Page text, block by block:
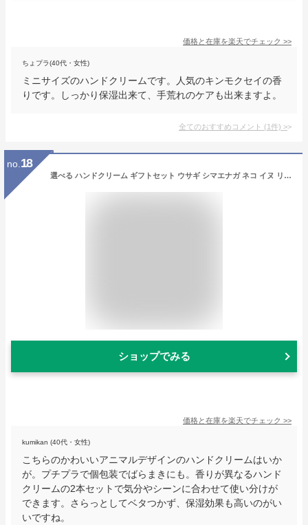
価格と在庫を楽天でチェック >>
ちょプラ(40代・女性)
ミニサイズのハンドクリームです。人気のキンモクセイの香
りです。しっかり保湿出来て、手荒れのケアも出来ますよ。
全てのおすすめコメント (1件) >
no. 18
選べる ハンドクリーム ギフトセット ウサギ シマエナガ ネコ イヌ リス ビションフリーゼ 猫 犬 北海道 香り アニマル グッズ 雑貨 かわいい おしゃれ ばらまき 差し入れ 個包装 モフット プチギフト 1000円 以下 レディース 誕生日 新生活 秋 冬 クリスマス ギフト
ショップでみる
価格と在庫を楽天でチェック >>
kumikan (40代・女性)
こちらのかわいいアニマルデザインのハンドクリームはいか
が。プチプラで個包装でばらまきにも。香りが異なるハンド
クリームの2本セットで気分やシーンに合わせて使い分けが
できます。さらっとしてベタつかず、保湿効果も高いのがい
いですね。